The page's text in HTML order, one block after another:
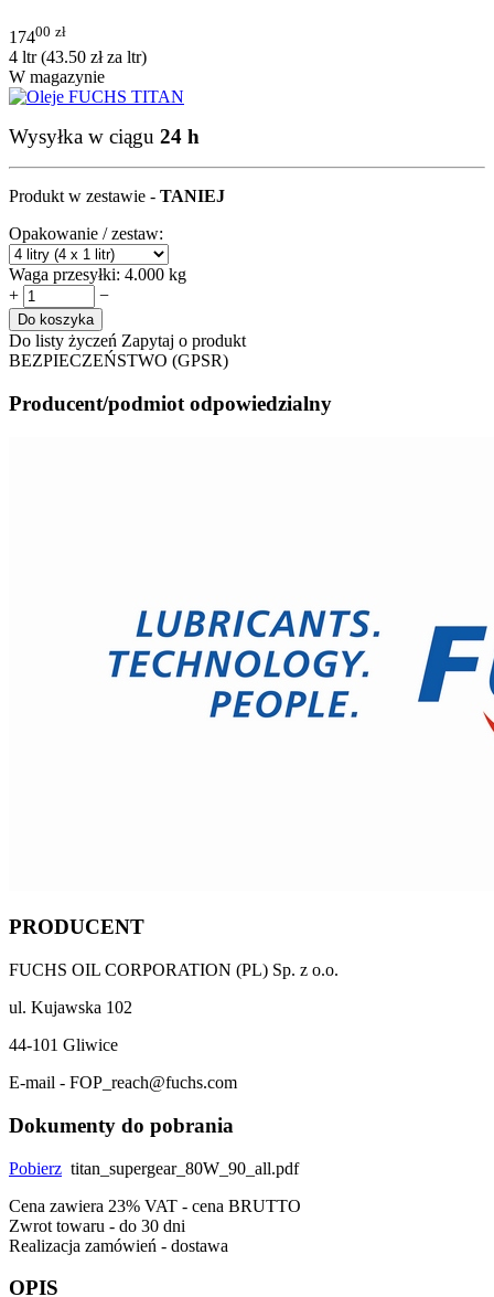
17400 zł
4 ltr (43.50 złza ltr)
W magazynie
Wysyłka w ciągu 24 h
Produkt w zestawie - TANIEJ
Opakowanie / zestaw:
Waga przesyłki: 4.000 kg
+
−
Do koszyka
Do listy życzeń Zapytaj o produkt
BEZPIECZEŃSTWO (GPSR)
Producent/podmiot odpowiedzialny
PRODUCENT
FUCHS OIL CORPORATION (PL) Sp. z o.o.
ul. Kujawska 102
44-101 Gliwice
E-mail - FOP_reach@fuchs.com
Dokumenty do pobrania
Pobierz titan_supergear_80W_90_all.pdf
Cena zawiera 23% VAT - cena BRUTTO
Zwrot towaru - do 30 dni
Realizacja zamówień - dostawa
OPIS